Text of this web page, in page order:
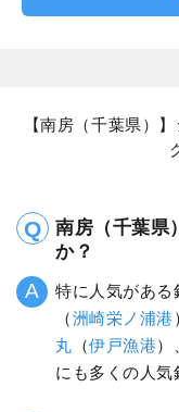
【南房（千葉県）
南房（千葉県
か？
特に人気がある
（洲崎栄ノ浦港
丸 （伊戸漁港）
にも多くの人気